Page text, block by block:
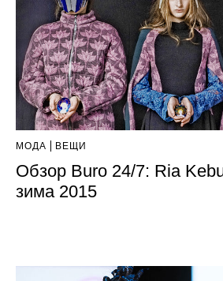
МОДА ВЕЩИ
Обзор Buro 24/7: Ria
зима 2015